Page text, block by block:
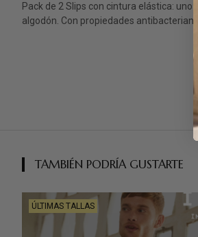
Pack de 2 Slips con cintura elástica:
algodón. Con propiedades
TAMBIÉN PODRÍA GUSTARTE
ÚLTIMAS TALLAS